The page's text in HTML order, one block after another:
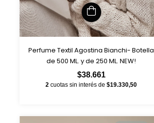
Perfume Textil Agostina Bianchi- Botella
de 500 ML. y de 250 ML. NEW!
$38.661
2 cuotas sin interés de$19.330,50